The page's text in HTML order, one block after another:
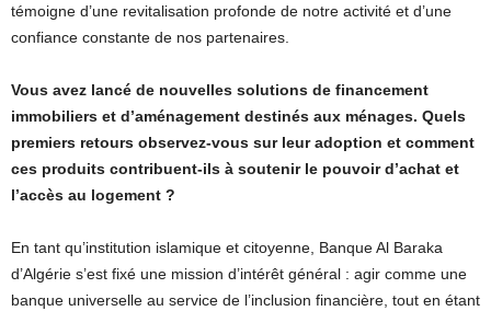
témoigne d’une revitalisation profonde de notre activité et d’une
confiance constante de nos partenaires.
Vous avez lancé de nouvelles solutions de financement
immobiliers et d’aménagement destinés aux ménages. Quels
premiers retours observez-vous sur leur adoption et comment
ces produits contribuent-ils à soutenir le pouvoir d’achat et
l’accès au logement ?
En tant qu’institution islamique et citoyenne, Banque Al Baraka
d’Algérie s’est fixé une mission d’intérêt général : agir comme une
banque universelle au service de l’inclusion financière, tout en étant